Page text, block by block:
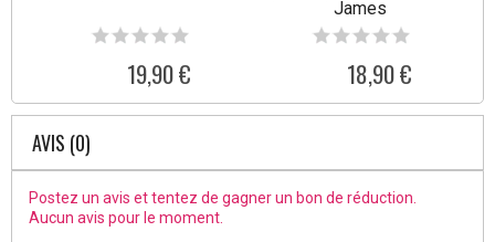
19,90 €
James
18,90 €
AVIS (0)
Postez un avis et tentez de gagner un bon de réduction.
Aucun avis pour le moment.